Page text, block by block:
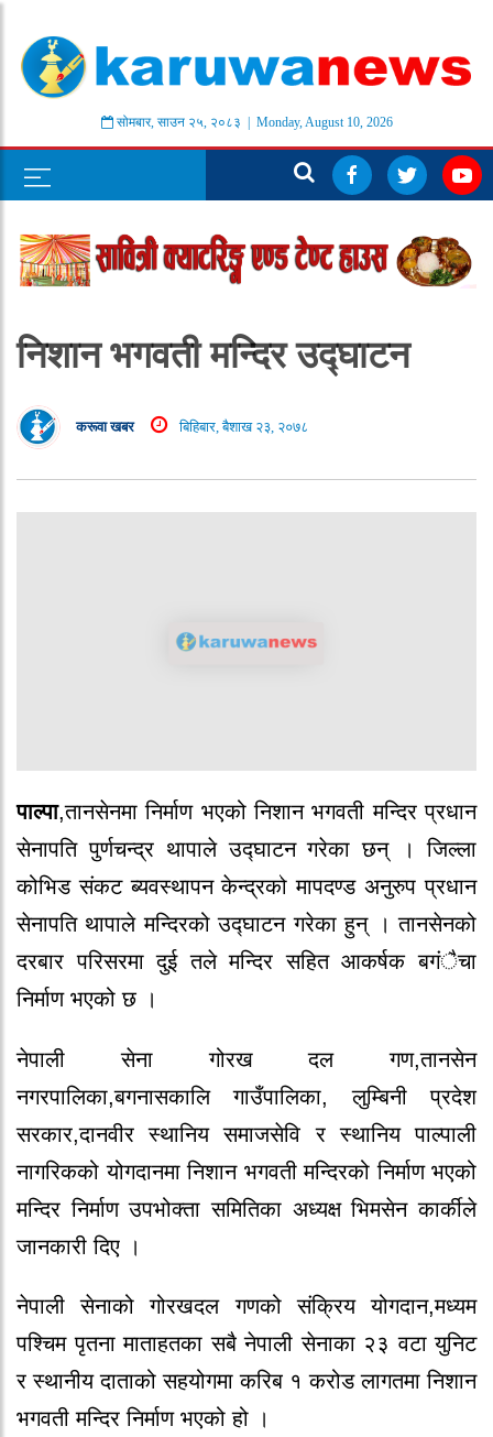
सोमबार, साउन २५, २०८३ | Monday, August 10, 2026
निशान भगवती मन्दिर उद्घाटन
करूवा खबर बिहिबार, बैशाख २३, २०७८
पाल्पा,तानसेनमा निर्माण भएको निशान भगवती मन्दिर प्रधान
सेनापति पुर्णचन्द्र थापाले उद्घाटन गरेका छन् । जिल्ला
कोभिड संकट ब्यवस्थापन केन्द्रको मापदण्ड अनुरुप प्रधान
सेनापति थापाले मन्दिरको उद्घाटन गरेका हुन् । तानसेनको
दरबार परिसरमा दुई तले मन्दिर सहित आकर्षक बगंैचा
निर्माण भएको छ ।
नेपाली सेना गोरख दल गण,तानसेन
नगरपालिका,बगनासकालि गाउँपालिका, लुम्बिनी प्रदेश
सरकार,दानवीर स्थानिय समाजसेवि र स्थानिय पाल्पाली
नागरिकको योगदानमा निशान भगवती मन्दिरको निर्माण भएको
मन्दिर निर्माण उपभोक्ता समितिका अध्यक्ष भिमसेन कार्कीले
जानकारी दिए ।
नेपाली सेनाको गोरखदल गणको संक्रिय योगदान,मध्यम
पश्चिम पृतना माताहतका सबै नेपाली सेनाका २३ वटा युनिट
र स्थानीय दाताको सहयोगमा करिब १ करोड लागतमा निशान
भगवती मन्दिर निर्माण भएको हो ।